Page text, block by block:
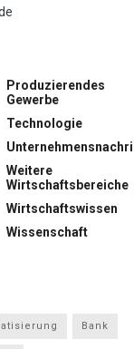
Produzierendes
Gewerbe
Technologie
Weitere
Wirtschaftsbereiche
Wirtschaftswissen
Wissenschaft
Bank